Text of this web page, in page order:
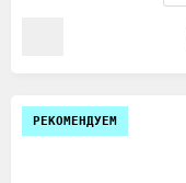
РЕКОМЕНДУЕМ